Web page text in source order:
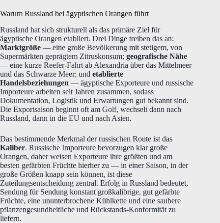
Warum Russland bei ägyptischen Orangen führt
Russland hat sich strukturell als das primäre Ziel für
ägyptische Orangen etabliert. Drei Dinge treiben das an:
Marktgröße — eine große Bevölkerung mit stetigem, von
Supermärkten geprägtem Zitruskonsum; geografische Nähe
— eine kurze Reefer-Fahrt ab Alexandria über das Mittelmeer
und das Schwarze Meer; und etablierte
Handelsbeziehungen — ägyptische Exporteure und russische
Importeure arbeiten seit Jahren zusammen, sodass
Dokumentation, Logistik und Erwartungen gut bekannt sind.
Die Exportsaison beginnt oft am Golf, wechselt dann nach
Russland, dann in die EU und nach Asien.
Das bestimmende Merkmal der russischen Route ist das
Kaliber. Russische Importeure bevorzugen klar große
Orangen, daher weisen Exporteure ihre größten und am
besten gefärbten Früchte hierher zu — in einer Saison, in der
große Größen knapp sein können, ist diese
Zuteilungsentscheidung zentral. Erfolg in Russland bedeutet,
Sendung für Sendung konstant großkalibrige, gut gefärbte
Früchte, eine ununterbrochene Kühlkette und eine saubere
pflanzengesundheitliche und Rückstands-Konformität zu
liefern.